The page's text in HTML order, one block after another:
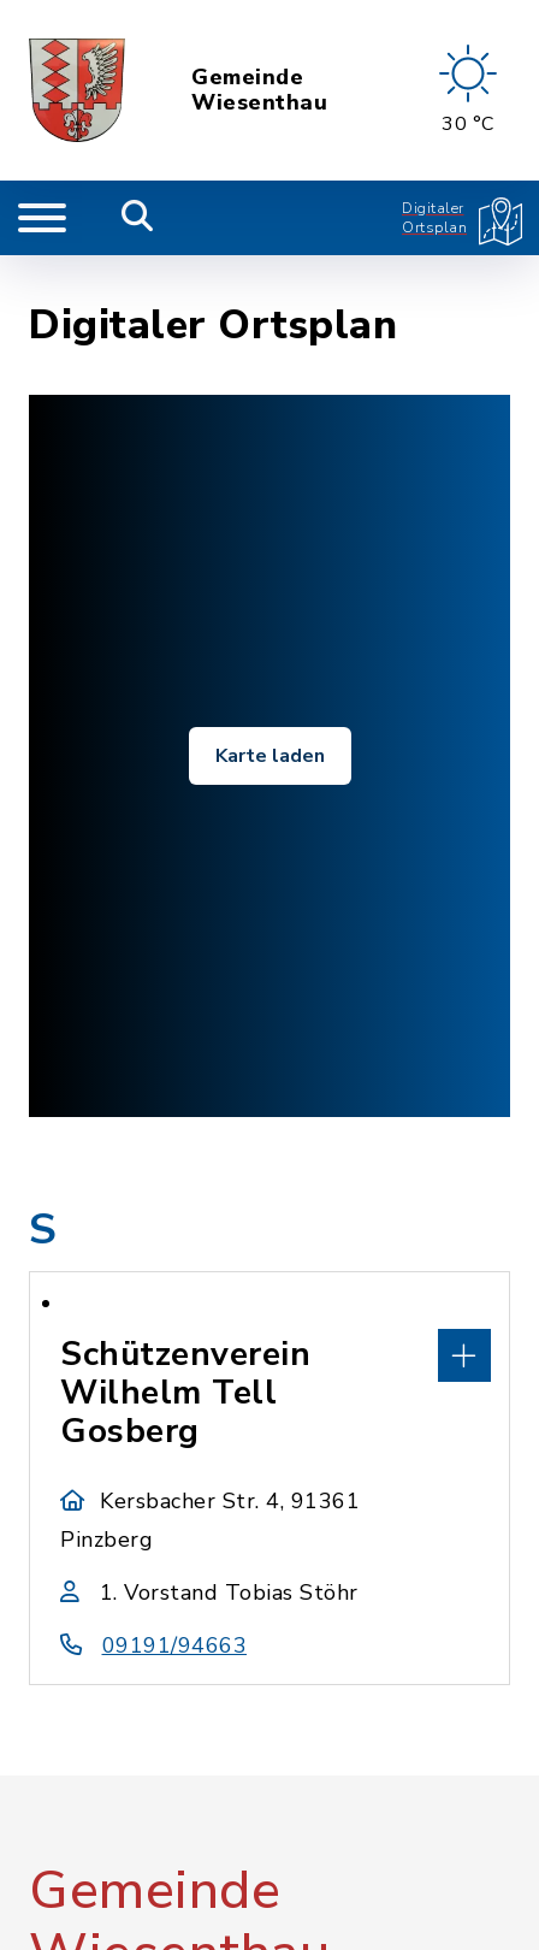
Gemeinde
Wiesenthau
30 °C
Digitaler
Ortsplan
Digitaler Ortsplan
Karte laden
S
Schützenverein
Wilhelm Tell
Gosberg
Kersbacher Str. 4, 91361
Pinzberg
1. Vorstand Tobias Stöhr
09191/94663
Gemeinde